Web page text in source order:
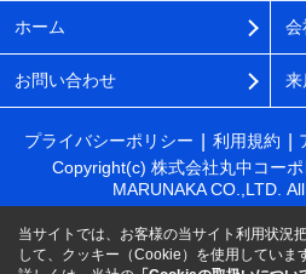
ホーム 会
お問い合わせ 来
プライバシーポリシー 利用規約
Copyright(c) 株式会社丸中コー
MARUNAKA CO.,LTD.
当サイトでは、お客様の当サイト利用状況
して、クッキー（Cookie）を使用していま